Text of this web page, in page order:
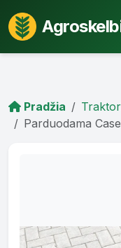
Pradžia
Parduodama